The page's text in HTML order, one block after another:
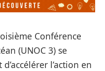
Conférence
(UNOC 3) se
l’action en